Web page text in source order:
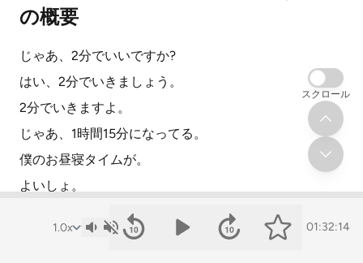
の概要
じゃあ、2分でいいですか?
はい、2分でいきましょう。
2分でいきますよ。
じゃあ、1時間15分になってる。
僕のお昼寝タイムが。
よいしょ。
はい、ということでですね。
01:32:14
スクロール